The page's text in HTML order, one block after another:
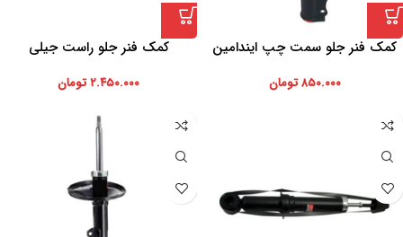
کمک فنر جلو سمت چپ ایندامین
۸۵۰.۰۰۰ تومان
کمک فنر جلو راست جیلی
۲.۴۵۰.۰۰۰تومان